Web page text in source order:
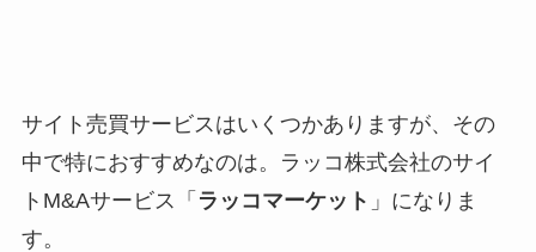
サイト売買サービスはいくつかありますが、その
中で特におすすめなのは。ラッコ株式会社のサイ
トM&Aサービス「 ラッコマーケット 」になりま
す。